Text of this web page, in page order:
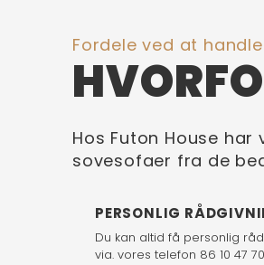
Fordele ved at
Hos Futon House
sovesofaer fra de
PERSONLIG
Du kan altid få personlig
via. vores telefon 86 10 47